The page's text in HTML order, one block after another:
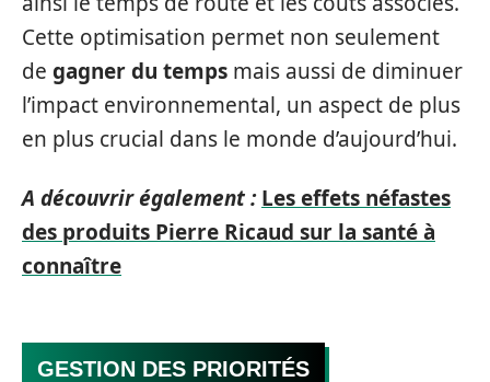
Cette optimisation permet non seulement
de gagner du temps mais aussi de diminuer
l’impact environnemental, un aspect de plus
en plus crucial dans le monde d’aujourd’hui.
A découvrir également : Les effets néfastes
des produits Pierre Ricaud sur la santé à
connaître
GESTION DES PRIORITÉS